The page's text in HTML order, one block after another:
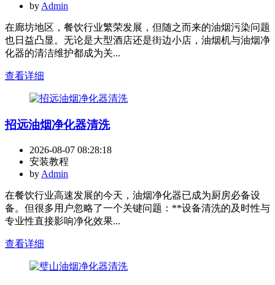
by Admin
在廊坊地区，餐饮行业繁荣发展，但随之而来的油烟污染问题
也日益凸显。无论是大型酒店还是街边小店，油烟机与油烟净
化器的清洁维护都成为关...
查看详细
招远油烟净化器清洗
2026-08-07 08:28:18
安装教程
by Admin
在餐饮行业高速发展的今天，油烟净化器已成为厨房必备设
备。但很多用户忽略了一个关键问题：**设备清洗的及时性与
专业性直接影响净化效果...
查看详细